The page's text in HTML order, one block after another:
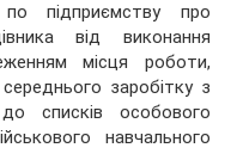
підприємству про
від виконання
місця роботи,
заробітку з
списків особового
навчального